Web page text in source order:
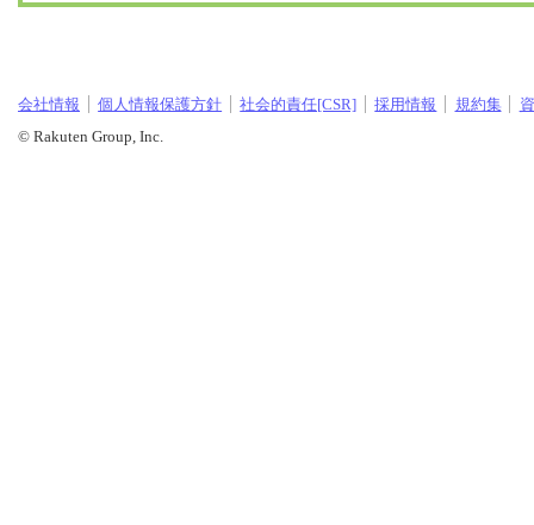
会社情報 個人情報保護方針 社会的責任[CSR] 採用情報 規約集
© Rakuten Group, Inc.